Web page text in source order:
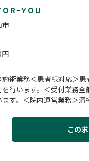
Ｒ−ＹＯＵ
市
円
施術業務＜患者様対応＞
を行います。＜受付業務
す。＜院内運営業務＞
この